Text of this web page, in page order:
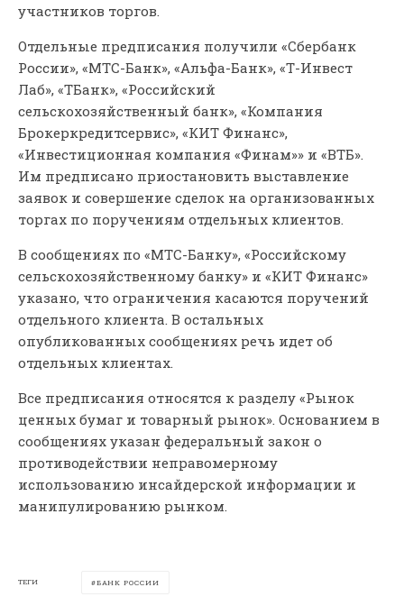
участников торгов.
Отдельные предписания получили «Сбербанк
России», «МТС-Банк», «Альфа-Банк», «Т-Инвест
Лаб», «ТБанк», «Российский
сельскохозяйственный банк», «Компания
Брокеркредитсервис», «КИТ Финанс»,
«Инвестиционная компания «Финам»» и «ВТБ».
Им предписано приостановить выставление
заявок и совершение сделок на организованных
торгах по поручениям отдельных клиентов.
В сообщениях по «МТС-Банку», «Российскому
сельскохозяйственному банку» и «КИТ Финанс»
указано, что ограничения касаются поручений
отдельного клиента. В остальных
опубликованных сообщениях речь идет об
отдельных клиентах.
Все предписания относятся к разделу «Рынок
ценных бумаг и товарный рынок». Основанием в
сообщениях указан федеральный закон о
противодействии неправомерному
использованию инсайдерской информации и
манипулированию рынком.
ТЕГИ БАНК РОССИИ